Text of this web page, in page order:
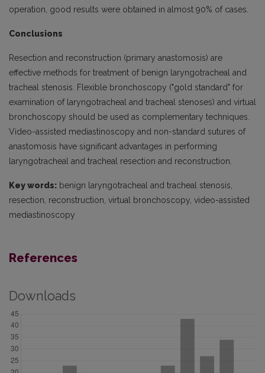
operation, good results were obtained in almost 90% of cases.
Conclusions
Resection and reconstruction (primary anastomosis) are
effective methods for treatment of benign laryngotracheal and
tracheal stenosis. Flexible bronchoscopy ("gold standard" for
examination of laryngotracheal and tracheal stenoses) and virtual
bronchoscopy should be used as complementary techniques.
Video-assisted mediastinoscopy and non-standard sutures of
anastomosis have significant advantages in performing
laryngotracheal and tracheal resection and reconstruction.
Key words: benign laryngotracheal and tracheal stenosis,
resection, reconstruction, virtual bronchoscopy, video-assisted
mediastinoscopy
References
Downloads